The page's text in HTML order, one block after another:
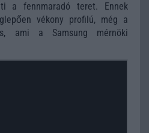
a fennmaradó teret. Ennek
vékony profilú, még a
ami a Samsung mérnöki